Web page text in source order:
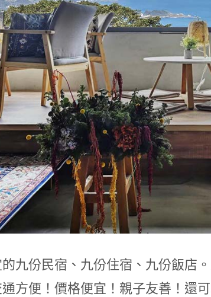
九份民宿、九份住宿、九份飯店
方便！價格便宜！親子友善！還